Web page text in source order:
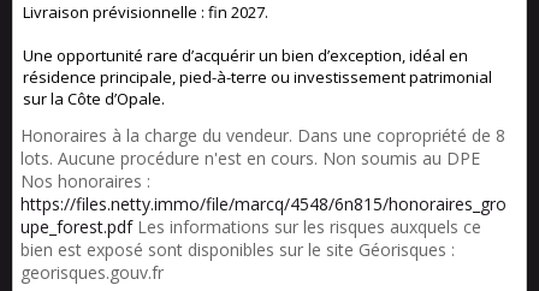
Livraison prévisionnelle : fin 2027.
Une opportunité rare d’acquérir un bien d’exception, idéal en
résidence principale, pied-à-terre ou investissement patrimonial
sur la Côte d’Opale.
Honoraires à la charge du vendeur. Dans une copropriété de 8
lots. Aucune procédure n'est en cours. Non soumis au DPE
Nos honoraires :
https://files.netty.immo/file/marcq/4548/6n815/honoraires_gro
upe_forest.pdfLes informations sur les risques auxquels ce
bien est exposé sont disponibles sur le site Géorisques :
georisques.gouv.fr